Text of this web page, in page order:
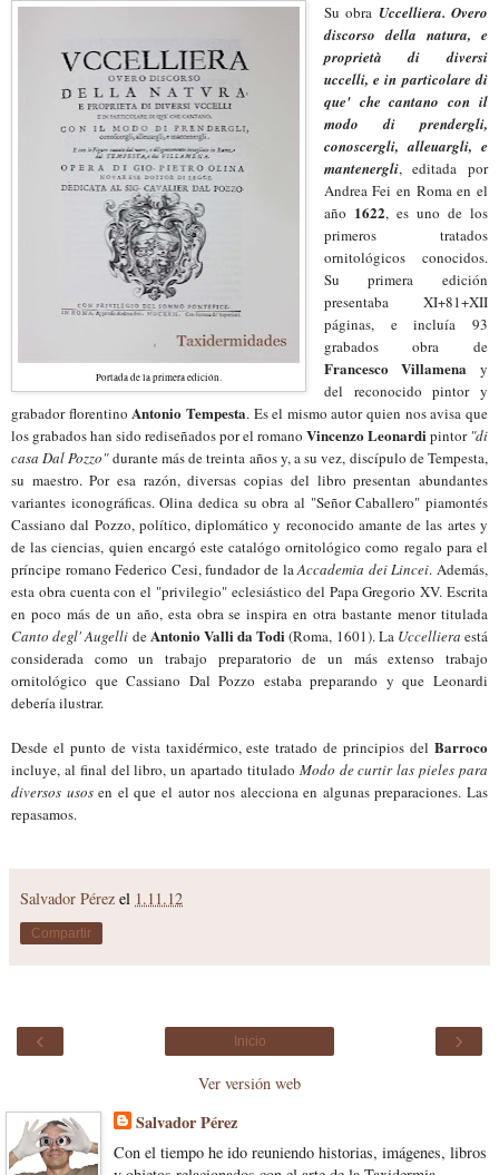
Portada de la primera edición.
Su obra Uccelliera. Overo
discorso della natura, e
proprietà di diversi
uccelli, e in particolare di
que' che cantano con il
modo di prendergli,
conoscergli, alleuargli, e
mantenergli, editada por
Andrea Fei en Roma en el
año 1622, es uno de los
primeros tratados
ornitológicos conocidos.
Su primera edición
presentaba XI+81+XII
páginas, e incluía 93
grabados obra de
Francesco Villamena y
del reconocido pintor y
grabador florentinoAntonio Tempesta. Es el mismo autor quien nos avisa que
los grabados han sido rediseñados por el romano Vincenzo Leonardi pintor "di
casa Dal Pozzo"durante más de treinta años y, a su vez, discípulo de Tempesta,
su maestro. Por esa razón, diversas copias del libro presentan abundantes
variantes iconográficas. Olina dedica su obra al "Señor Caballero" piamontés
Cassiano dal Pozzo, político, diplomático y reconocido amante de las artes y
de las ciencias, quien encargó este catalógo ornitológico como regalo para el
príncipe romano Federico Cesi, fundador de laAccademia dei Lincei. Además,
esta obra cuenta con el "privilegio" eclesiástico del Papa Gregorio XV. Escrita
en poco más de un año, esta obra se inspira en otra bastante menor titulada
Canto degl' Augelli de Antonio Valli da Todi (Roma, 1601). La Uccelliera está
considerada como un trabajo preparatorio de un más extenso trabajo
ornitológico que Cassiano Dal Pozzo estaba preparando y que Leonardi
debería ilustrar.
Desde el punto de vista taxidérmico, este tratado de principios del Barroco
incluye, al final del libro, un apartado titulado Modo de curtir las pieles para
diversos usosen el que el autor nos alecciona en algunas preparaciones. Las
repasamos.
Salvador Pérez el 1.11.12
Compartir
‹ ›
Inicio
Ver versión web
Salvador Pérez
Con el tiempo he ido reuniendo historias, imágenes, libros